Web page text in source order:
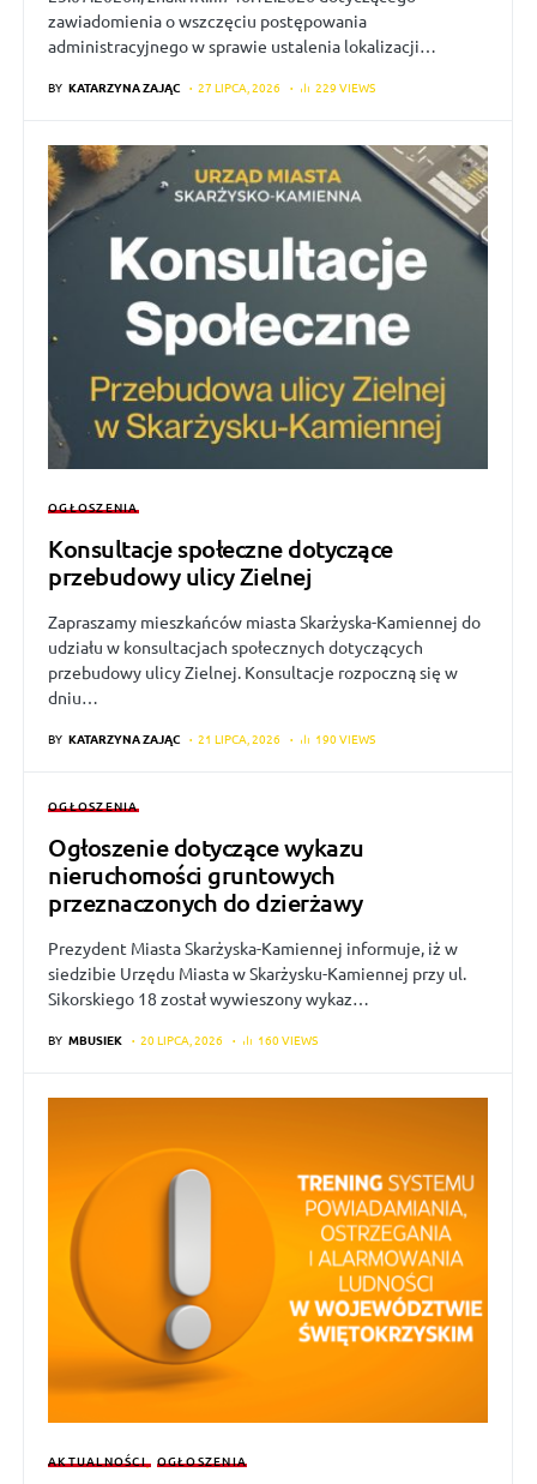
zawiadomienia o wszczęciu postępowania
administracyjnego w sprawie ustalenia lokalizacji…
BY KATARZYNA ZAJĄC 27 LIPCA, 2026 229 VIEWS
OGŁOSZENIA
Konsultacje społeczne dotyczące
przebudowy ulicy Zielnej
Zapraszamy mieszkańców miasta Skarżyska-Kamiennej do
udziału w konsultacjach społecznych dotyczących
przebudowy ulicy Zielnej. Konsultacje rozpoczną się w
dniu…
BY KATARZYNA ZAJĄC 21 LIPCA, 2026 190 VIEWS
OGŁOSZENIA
Ogłoszenie dotyczące wykazu
nieruchomości gruntowych
przeznaczonych do dzierżawy
Prezydent Miasta Skarżyska-Kamiennej informuje, iż w
siedzibie Urzędu Miasta w Skarżysku-Kamiennej przy ul.
Sikorskiego 18 został wywieszony wykaz…
BY MBUSIEK 20 LIPCA, 2026 160 VIEWS
AKTUALNOŚCI OGŁOSZENIA